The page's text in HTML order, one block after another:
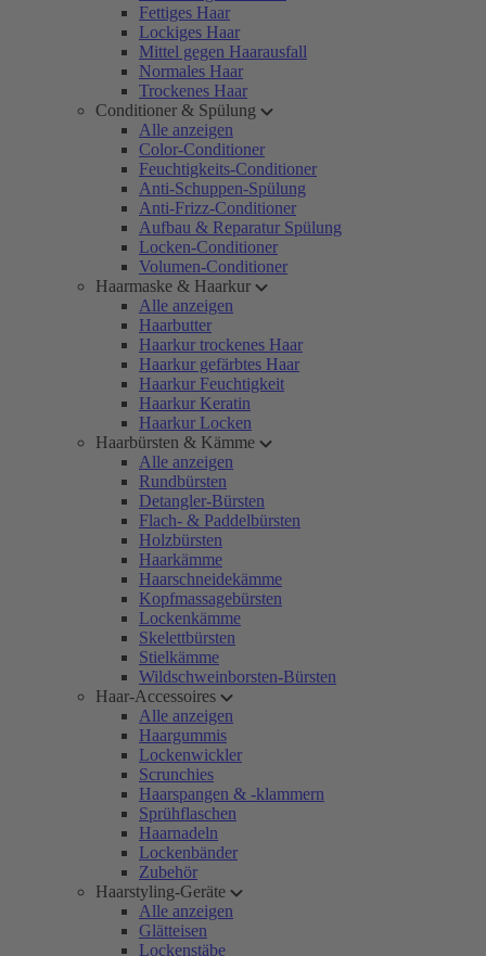
Fettiges Haar
Lockiges Haar
Mittel gegen Haarausfall
Normales Haar
Trockenes Haar
Conditioner & Spülung
Alle anzeigen
Color-Conditioner
Feuchtigkeits-Conditioner
Anti-Schuppen-Spülung
Anti-Frizz-Conditioner
Aufbau & Reparatur Spülung
Locken-Conditioner
Volumen-Conditioner
Haarmaske & Haarkur
Alle anzeigen
Haarbutter
Haarkur trockenes Haar
Haarkur gefärbtes Haar
Haarkur Feuchtigkeit
Haarkur Keratin
Haarkur Locken
Haarbürsten & Kämme
Alle anzeigen
Rundbürsten
Detangler-Bürsten
Flach- & Paddelbürsten
Holzbürsten
Haarkämme
Haarschneidekämme
Kopfmassagebürsten
Lockenkämme
Skelettbürsten
Stielkämme
Wildschweinborsten-Bürsten
Haar-Accessoires
Alle anzeigen
Haargummis
Lockenwickler
Scrunchies
Haarspangen & -klammern
Sprühflaschen
Haarnadeln
Lockenbänder
Zubehör
Haarstyling-Geräte
Alle anzeigen
Glätteisen
Lockenstäbe